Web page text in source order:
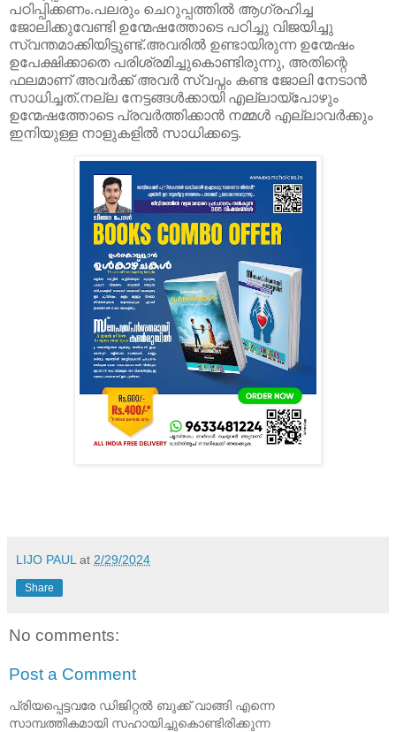
പഠിപ്പിക്കണം.പലരും ചെറുപ്പത്തിൽ ആഗ്രഹിച്ച
ജോലിക്കുവേണ്ടി ഉന്മേഷത്തോടെ പഠിച്ചു വിജയിച്ചു
സ്വന്തമാക്കിയിട്ടുണ്ട്.അവരിൽ ഉണ്ടായിരുന്ന ഉന്മേഷം
ഉപേക്ഷിക്കാതെ പരിശ്രമിച്ചുകൊണ്ടിരുന്നു, അതിന്റെ
ഫലമാണ് അവർക്ക് അവർ സ്വപ്നം കണ്ട ജോലി നേടാൻ
സാധിച്ചത്.നല്ല നേട്ടങ്ങൾക്കായി എല്ലായ്പോഴും
ഉന്മേഷത്തോടെ പ്രവർത്തിക്കാൻ നമ്മൾ എല്ലാവർക്കും
ഇനിയുള്ള നാളുകളിൽ സാധിക്കട്ടെ.
LIJO PAUL at 2/29/2024
Share
No comments:
Post a Comment
പ്രിയപ്പെട്ടവരേ ഡിജിറ്റൽ ബുക്ക് വാങ്ങി എന്നെ
സാമ്പത്തികമായി സഹായിച്ചുകൊണ്ടിരിക്കുന്ന